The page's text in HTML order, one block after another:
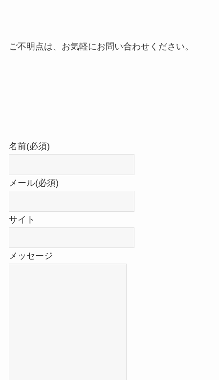
ご不明点は、お気軽にお問い合わせください。
名前(必須)
メール(必須)
サイト
メッセージ